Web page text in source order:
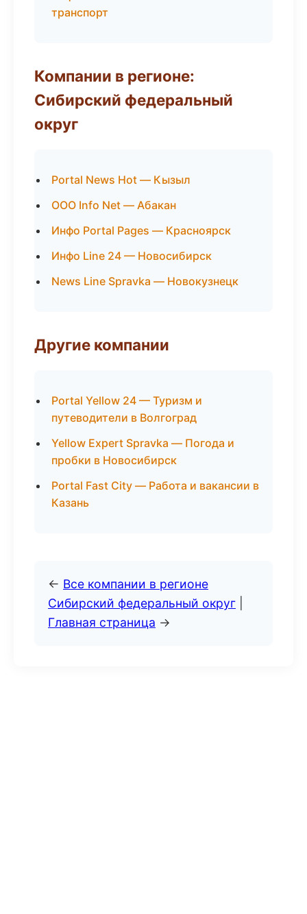
транспорт
Компании в регионе:
Сибирский федеральный
округ
Portal News Hot — Кызыл
ООО Info Net — Абакан
Инфо Portal Pages — Красноярск
Инфо Line 24 — Новосибирск
News Line Spravka — Новокузнецк
Другие компании
Portal Yellow 24 — Туризм и
путеводители в Волгоград
Yellow Expert Spravka — Погода и
пробки в Новосибирск
Portal Fast City — Работа и вакансии в
Казань
← Все компании в регионе
Сибирский федеральный округ
Главная страница →